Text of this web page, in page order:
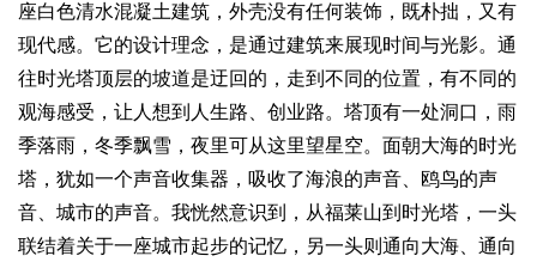
座白色清水混凝土建筑，外壳没有任何装饰，既朴拙，又有
现代感。它的设计理念，是通过建筑来展现时间与光影。通
往时光塔顶层的坡道是迂回的，走到不同的位置，有不同的
观海感受，让人想到人生路、创业路。塔顶有一处洞口，雨
季落雨，冬季飘雪，夜里可从这里望星空。面朝大海的时光
塔，犹如一个声音收集器，吸收了海浪的声音、鸥鸟的声
音、城市的声音。我恍然意识到，从福莱山到时光塔，一头
联结着关于一座城市起步的记忆，另一头则通向大海、通向